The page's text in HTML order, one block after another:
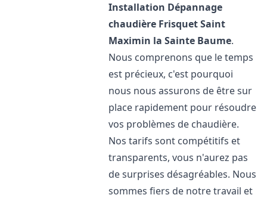
Installation Dépannage
chaudière FrisquetSaint
Maximin la Sainte Baume.
Nous comprenons que le temps
est précieux, c'est pourquoi
nous nous assurons de être sur
place rapidement pour résoudre
vos problèmes de chaudière.
Nos tarifs sont compétitifs et
transparents, vous n'aurez pas
de surprises désagréables. Nous
sommes fiers de notre travail et